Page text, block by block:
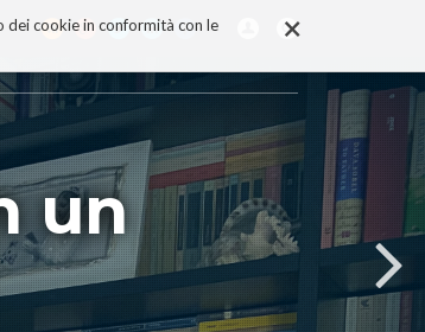
×
dei cookie in conformità con le
un